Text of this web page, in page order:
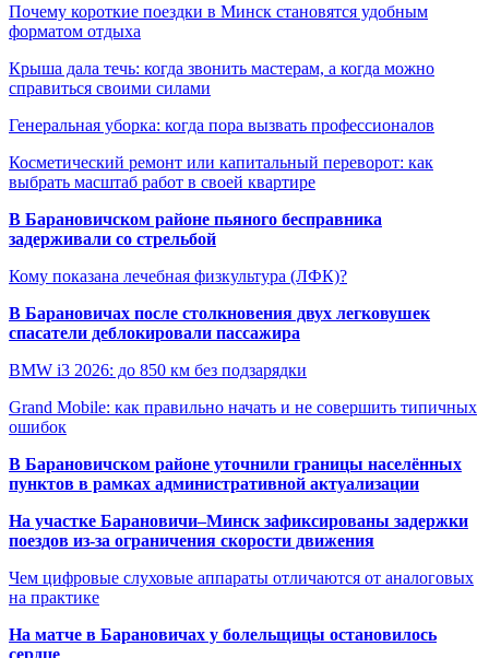
Почему короткие поездки в Минск становятся удобным
форматом отдыха
Крыша дала течь: когда звонить мастерам, а когда можно
справиться своими силами
Генеральная уборка: когда пора вызвать профессионалов
Косметический ремонт или капитальный переворот: как
выбрать масштаб работ в своей квартире
В Барановичском районе пьяного бесправника
задерживали со стрельбой
Кому показана лечебная физкультура (ЛФК)?
В Барановичах после столкновения двух легковушек
спасатели деблокировали пассажира
BMW i3 2026: до 850 км без подзарядки
Grand Mobile: как правильно начать и не совершить типичных
ошибок
В Барановичском районе уточнили границы населённых
пунктов в рамках административной актуализации
На участке Барановичи–Минск зафиксированы задержки
поездов из-за ограничения скорости движения
Чем цифровые слуховые аппараты отличаются от аналоговых
на практике
На матче в Барановичах у болельщицы остановилось
сердце